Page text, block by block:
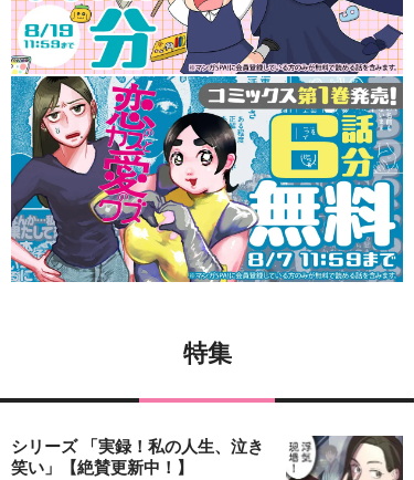
特集
シリーズ 「実録！私の人生、泣き
笑い」【絶賛更新中！】